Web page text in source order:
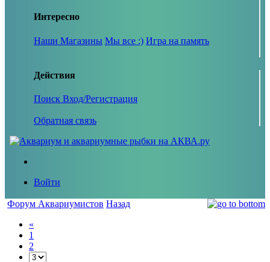
Интересно
Наши Магазины Мы все :) Игра на память
Действия
Поиск Вход/Регистрация
Обратная связь
Войти
Форум Аквариумистов Назад
«
1
2